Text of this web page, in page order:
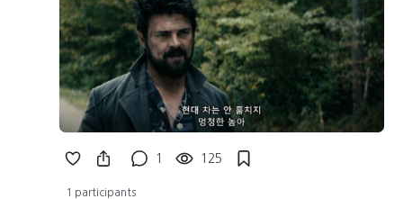
1 125
1 participants